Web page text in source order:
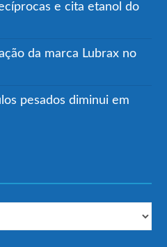
e cita etanol do
da marca Lubrax no
pesados diminui em